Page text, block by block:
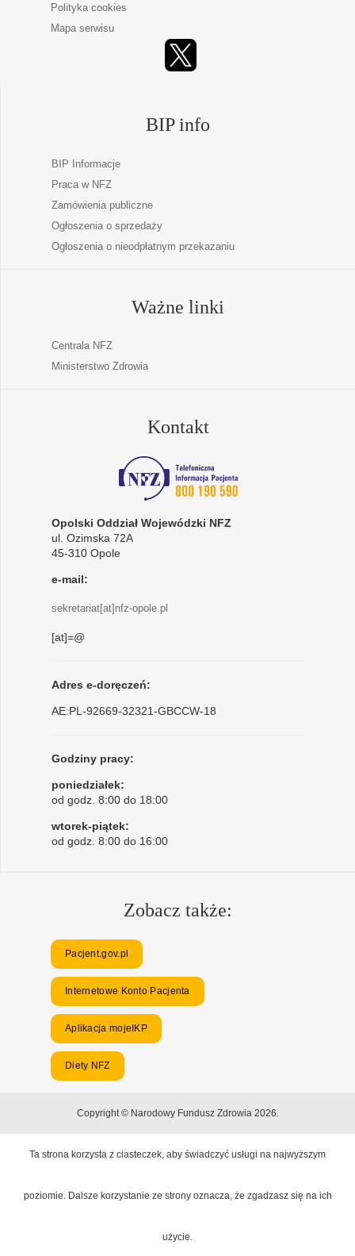
Polityka cookies
Mapa serwisu
BIP info
BIP Informacje
Praca w NFZ
Zamówienia publiczne
Ogłoszenia o sprzedaży
Ogłoszenia o nieodpłatnym przekazaniu
Ważne linki
Centrala NFZ
Ministerstwo Zdrowia
Kontakt
Opolski Oddział Wojewódzki NFZ
ul. Ozimska 72A
45-310 Opole
e-mail:
sekretariat[at]nfz-opole.pl
[at]=@
Adres e-doręczeń:
AE:PL-92669-32321-GBCCW-18
Godziny pracy:
poniedziałek:
od godz. 8:00 do 18:00
wtorek-piątek:
od godz. 8:00 do 16:00
Zobacz także:
Pacjent.gov.pl
Internetowe Konto Pacjenta
Aplikacja mojeIKP
Diety NFZ
Copyright © Narodowy Fundusz Zdrowia 2026.
Ta strona korzysta z ciasteczek, aby świadczyć usługi na najwyższym
poziomie. Dalsze korzystanie ze strony oznacza, że zgadzasz się na ich
użycie.